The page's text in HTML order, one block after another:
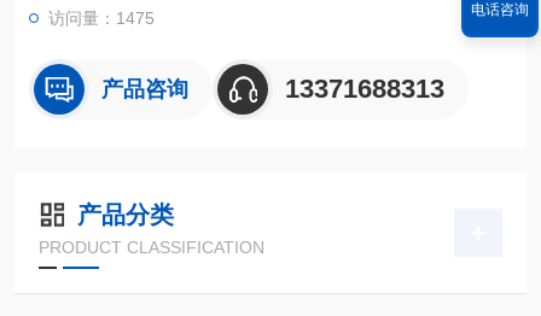
访问量：1475
产品咨询 13371688313
产品分类
PRODUCT CLASSIFICATION
电话咨询